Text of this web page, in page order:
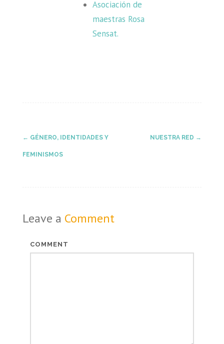
Asociación de
maestras Rosa
Sensat.
Post
navigation
← GÉNERO, IDENTIDADES Y
FEMINISMOS
NUESTRA RED →
Leave a Comment
COMMENT